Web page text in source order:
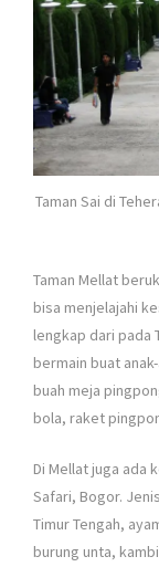
Taman Sai di
Taman Mellat
bisa menjelajahi
lengkap dari pada
bermain buat
buah meja
bola, raket
Di Mellat juga ada
Safari, Bogor.
Timur Tengah,
burung unta,